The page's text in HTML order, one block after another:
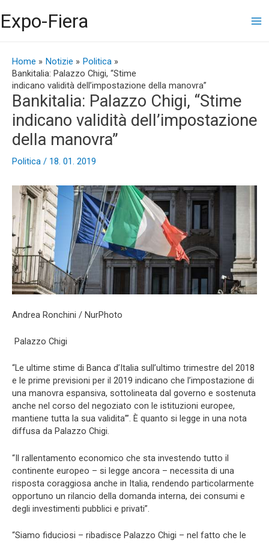
al
contenuto
Expo-Fiera
Home Notizie
Politica
Bankitalia: Palazzo Chigi, “Stime
indicano validità dell’impostazione della manovra”
Bankitalia: Palazzo Chigi, “Stime
indicano validità dell’impostazione
della manovra”
Politica / 18. 01. 2019
Andrea Ronchini / NurPhoto
Palazzo Chigi
“Le ultime stime di Banca d’Italia sull’ultimo trimestre del 2018
e le prime previsioni per il 2019 indicano che l’impostazione di
una manovra espansiva, sottolineata dal governo e sostenuta
anche nel corso del negoziato con le istituzioni europee,
mantiene tutta la sua validita’”. È quanto si legge in una nota
diffusa da Palazzo Chigi.
“Il rallentamento economico che sta investendo tutto il
continente europeo – si legge ancora – necessita di una
risposta coraggiosa anche in Italia, rendendo particolarmente
opportuno un rilancio della domanda interna, dei consumi e
degli investimenti pubblici e privati”.
“Siamo fiduciosi – ribadisce Palazzo Chigi – nel fatto che le
articoli